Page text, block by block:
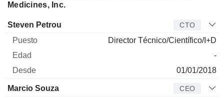
Medicines, Inc.
Director Puesto
Steven Petrou CTO
Director Técnico/Científico/I+D
-
01/01/2018
Marcio Souza CEO